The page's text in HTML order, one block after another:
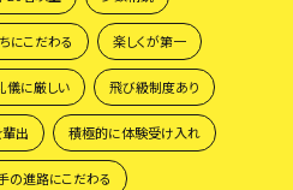
にこだわる 楽しくが第一
儀に厳しい 飛び級制度あり
出 積極的に体験受け入れ
の進路にこだわる